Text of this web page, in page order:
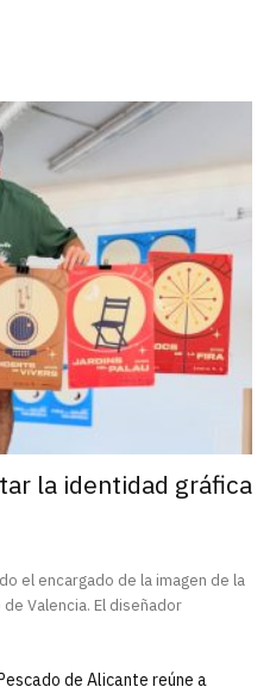
la identidad gráfica
el encargado de la imagen de la
Valencia. El diseñador
de Alicante reúne a